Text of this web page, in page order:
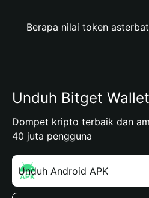
Berapa nilai token
Unduh Bitget
Dompet kripto terbaik dan
40 juta pengguna
Unduh Android APK